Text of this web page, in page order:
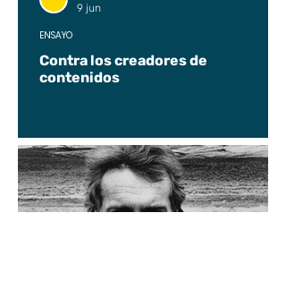
Contra los creadores de
contenidos
ENSAYO
9 jun